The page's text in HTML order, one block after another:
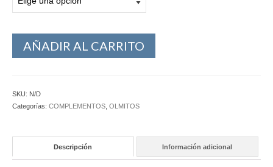
AÑADIR AL CARRITO
SKU: N/D
Categorías: COMPLEMENTOS OLMITOS
Descripción Información adicional